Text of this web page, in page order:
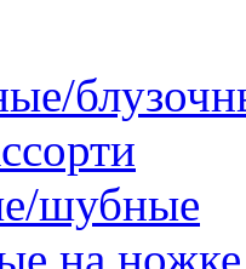
шубные
на ножке